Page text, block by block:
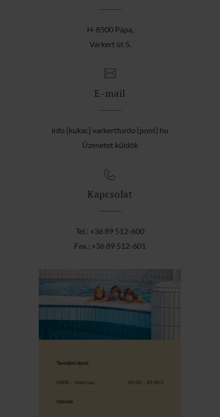
H-8500 Pápa,
Várkert út 5.
E-mail
info [kukac] varkertfurdo [pont] hu
Üzenetet küldök
Kapcsolat
Tel.: +36 89 512-600
Fax.: +36 89 512-601
Termální lázně
Hétfő – Vasárnap: 09:00 – 20:00 h
Uszoda